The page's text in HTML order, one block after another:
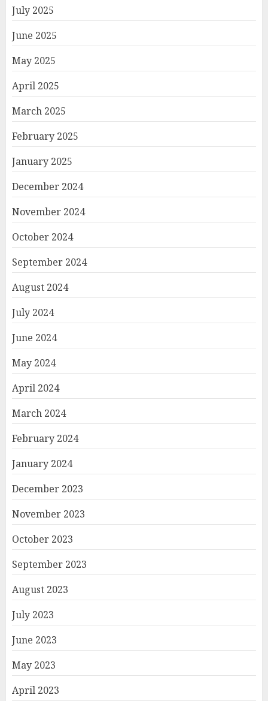
July 2025
June 2025
May 2025
April 2025
March 2025
February 2025
January 2025
December 2024
November 2024
October 2024
September 2024
August 2024
July 2024
June 2024
May 2024
April 2024
March 2024
February 2024
January 2024
December 2023
November 2023
October 2023
September 2023
August 2023
July 2023
June 2023
May 2023
April 2023